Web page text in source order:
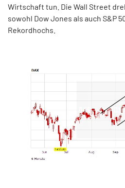
Wirtschaft tun. Die Wall Street
sowohl Dow Jones als auch S&P
Rekordhochs.